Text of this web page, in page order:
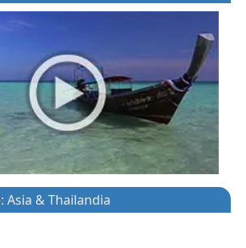
Asia & Thailandia